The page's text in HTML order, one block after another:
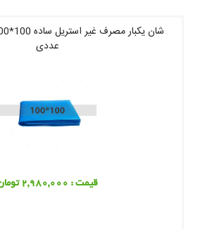
عددی
قیمت : 2,980,000 تومان